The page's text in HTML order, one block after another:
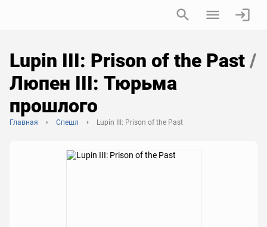
Lupin III: Prison of the Past /
Люпен III: Тюрьма
прошлого
Главная Спешл Lupin III: Prison of the Past